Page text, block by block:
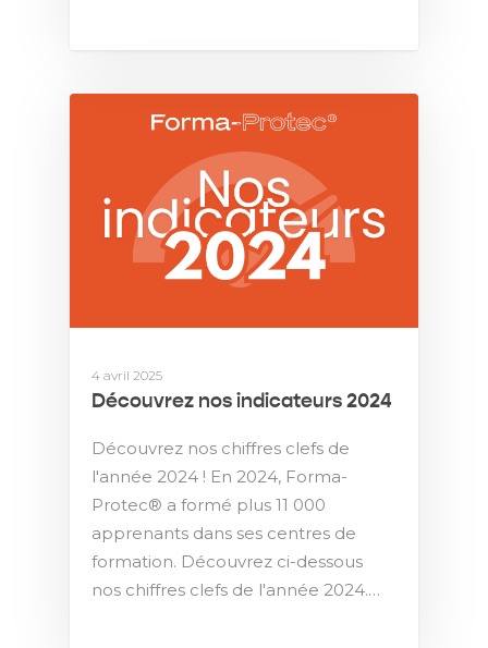
4 avril 2025
Découvrez nos indicateurs 2024
Découvrez nos chiffres clefs de
l'année 2024 ! En 2024, Forma-
Protec® a formé plus 11 000
apprenants dans ses centres de
formation. Découvrez ci-dessous
nos chiffres clefs de l'année 2024.…